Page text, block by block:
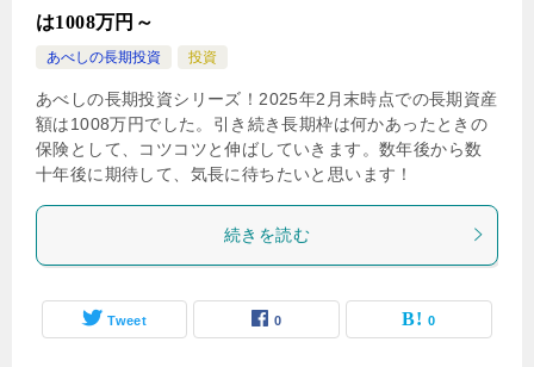
は1008万円～
あべしの長期投資 投資
あべしの長期投資シリーズ！2025年2月末時点での長期資産
額は1008万円でした。引き続き長期枠は何かあったときの
保険として、コツコツと伸ばしていきます。数年後から数
十年後に期待して、気長に待ちたいと思います！
続きを読む
Tweet 0 0